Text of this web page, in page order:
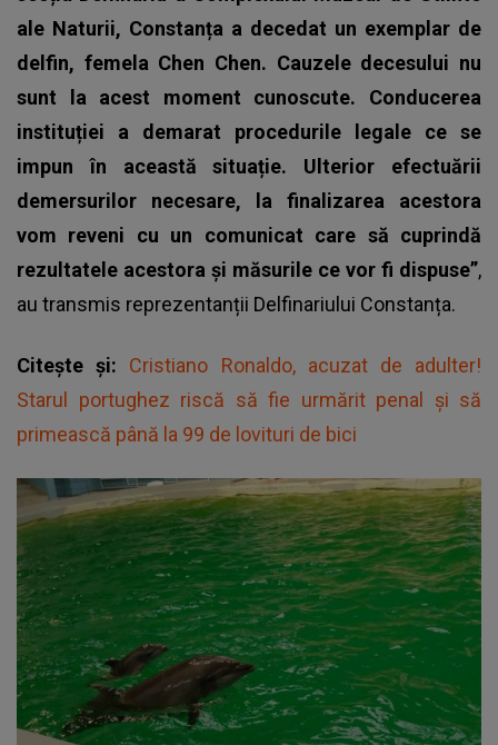
ale Naturii, Constanța a decedat un exemplar de
delfin, femela Chen Chen. Cauzele decesului nu
sunt la acest moment cunoscute. Conducerea
instituției a demarat procedurile legale ce se
impun în această situație. Ulterior efectuării
demersurilor necesare, la finalizarea acestora
vom reveni cu un comunicat care să cuprindă
rezultatele acestora și măsurile ce vor fi dispuse”,
au transmis reprezentanții Delfinariului Constanța.
Citește și: Cristiano Ronaldo, acuzat de adulter!
Starul portughez riscă să fie urmărit penal şi să
primească până la 99 de lovituri de bici